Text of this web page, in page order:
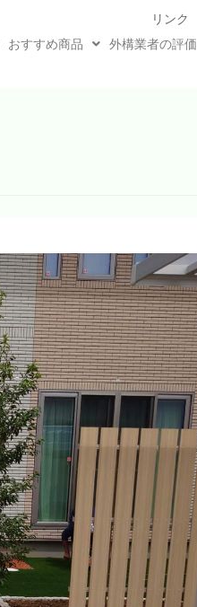
リンク
おすすめ商品 外構業者の評価